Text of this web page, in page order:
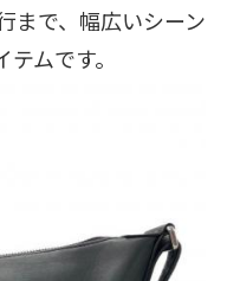
まで、幅広いシーン
ムです。